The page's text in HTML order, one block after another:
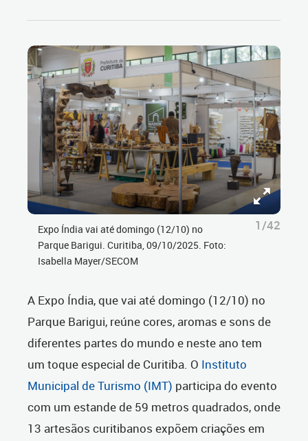
Expo Índia vai até domingo (12/10) no
Parque Barigui. Curitiba, 09/10/2025. Foto:
Isabella Mayer/SECOM
1/42
A Expo Índia, que vai até domingo (12/10) no
Parque Barigui, reúne cores, aromas e sons de
diferentes partes do mundo e neste ano tem
um toque especial de Curitiba. O Instituto
Municipal de Turismo (IMT) participa do evento
com um estande de 59 metros quadrados, onde
13 artesãos curitibanos expõem criações em